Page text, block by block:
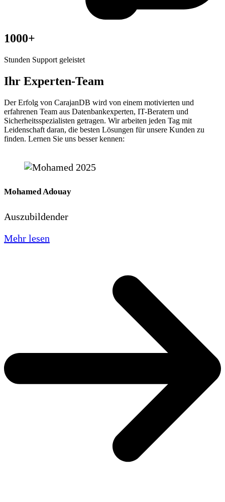
1000+
Stunden Support geleistet
Ihr Experten-Team
Der Erfolg von CarajanDB wird von einem motivierten und
erfahrenen Team aus Datenbankexperten, IT-Beratern und
Sicherheitsspezialisten getragen. Wir arbeiten jeden Tag mit
Leidenschaft daran, die besten Lösungen für unsere Kunden zu
finden. Lernen Sie uns besser kennen:
Mohamed Adouay
Auszubildender
Mehr lesen